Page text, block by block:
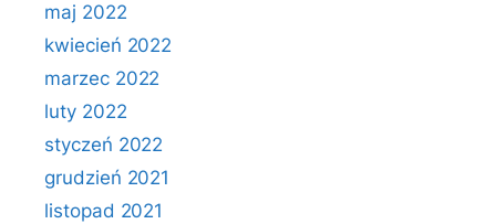
maj 2022
kwiecień 2022
marzec 2022
luty 2022
styczeń 2022
grudzień 2021
listopad 2021